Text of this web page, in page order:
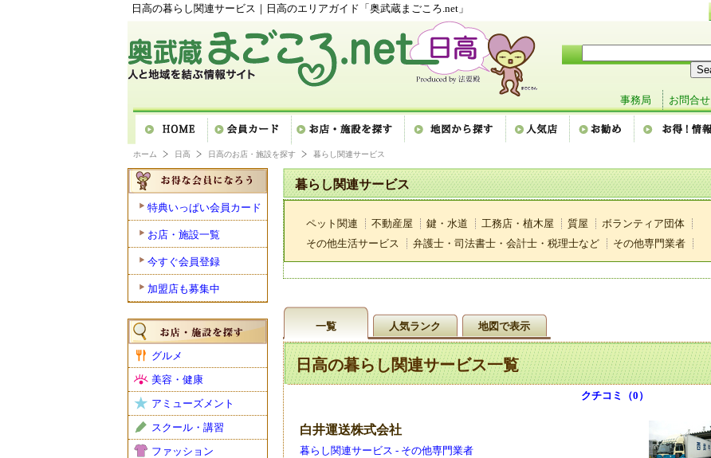
日高の暮らし関連サービス｜日高のエリアガイド「奥武蔵まごころ.net」
事務局 お問合せ
ホーム 日高 日高のお店・施設を探す 暮らし関連サービス
特典いっぱい会員カード
お店・施設一覧
今すぐ会員登録
加盟店も募集中
グルメ
美容・健康
アミューズメント
スクール・講習
ファッション
暮らし関連サービス
ペット関連 不動産屋 鍵・水道 工務店・植木屋 質屋
ボランティア団体
その他生活サービス
弁護士・司法書士・会計士・税理士など その他専門業者
一覧 人気ランク 地図で表示
日高の暮らし関連サービス一覧
クチコミ（0）
白井運送株式会社
暮らし関連サービス - その他専門業者